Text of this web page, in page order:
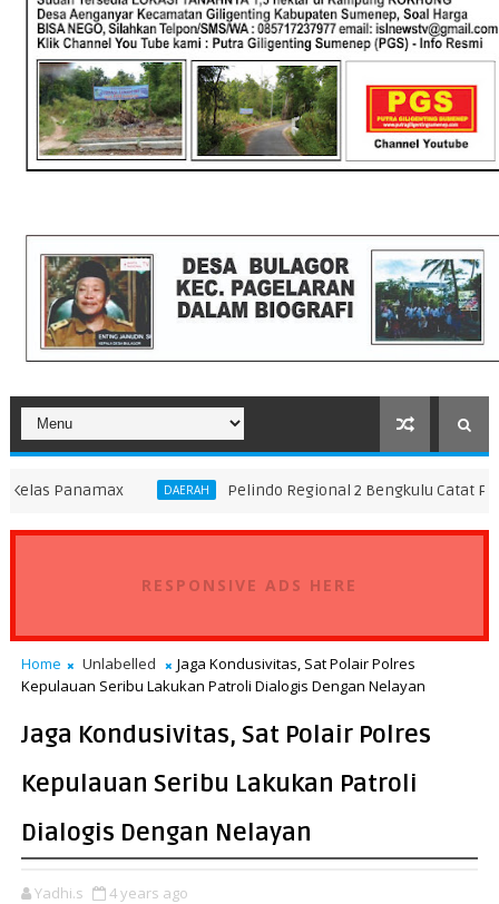
DAERAH Pelindo Regional 2 Bengkulu Catat Pertumbuhan
RESPONSIVE ADS HERE
Home Unlabelled
Jaga Kondusivitas, Sat Polair Polres
Kepulauan Seribu Lakukan Patroli Dialogis Dengan Nelayan
Jaga Kondusivitas, Sat Polair Polres
Kepulauan Seribu Lakukan Patroli
Dialogis Dengan Nelayan
Yadhi.s 4 years ago